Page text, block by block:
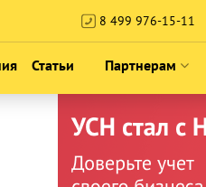
8 499 976-15-11
НДС и реформе 2026
бесплатно
Статьи Партнерам
Новости франшизы
Блог про наши технологии